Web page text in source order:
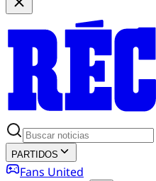
PARTIDOS
Fans United